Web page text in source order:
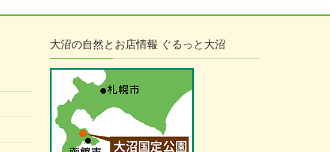
大沼の自然とお店情報 ぐるっと大沼